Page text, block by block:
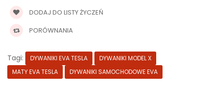
DODAJ DO LISTY ŻYCZEŃ
PORÓWNANIA
Tagi: DYWANIKI EVA TESLA
DYWANIKI MODEL X
MATY EVA TESLA
DYWANIKI SAMOCHODOWE EVA